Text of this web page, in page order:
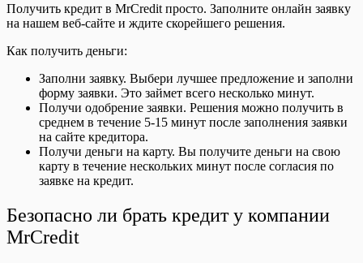
Получить кредит в MrCredit просто. Заполните онлайн заявку
на нашем веб-сайте и ждите скорейшего решения.
Как получить деньги:
Заполни заявку. Выбери лучшее предложение и заполни
форму заявки. Это займет всего несколько минут.
Получи одобрение заявки. Решения можно получить в
среднем в течение 5-15 минут после заполнения заявки
на сайте кредитора.
Получи деньги на карту. Вы получите деньги на свою
карту в течение нескольких минут после согласия по
заявке на кредит.
Безопасно ли брать кредит у компании
MrCredit